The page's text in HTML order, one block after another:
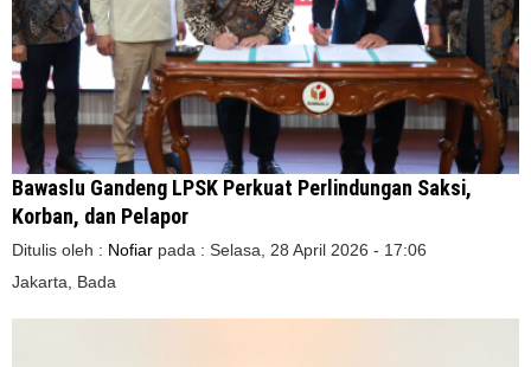
Bawaslu Gandeng LPSK Perkuat Perlindungan Saksi,
Korban, dan Pelapor
Ditulis oleh : Nofiar pada : Selasa, 28 April 2026 - 17:06
Jakarta, Bada